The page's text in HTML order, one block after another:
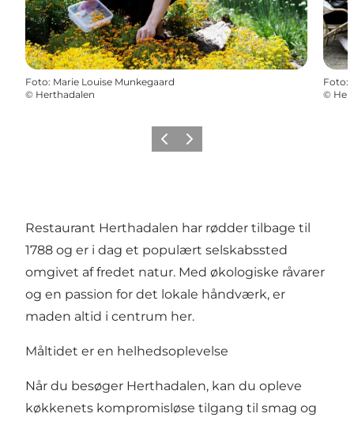
Foto: Marie Louise Munkegaard
© Herthadalen
Foto:
©
ForrigeNæste
Restaurant Herthadalen har rødder tilbage til
1788 og er i dag et populært selskabssted
omgivet af fredet natur. Med økologiske råvarer
og en passion for det lokale håndværk, er
maden altid i centrum her.
Måltidet er en helhedsoplevelse
Når du besøger Herthadalen, kan du opleve
køkkenets kompromisløse tilgang til smag og